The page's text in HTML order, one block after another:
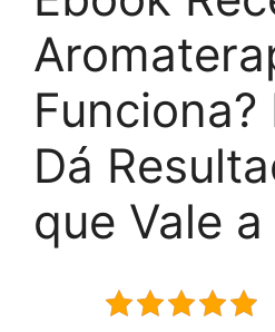
Funciona?
Dá
que Vale a